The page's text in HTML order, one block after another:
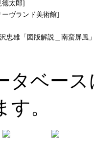
徳太郎]
ーヴランド美術館]
忠雄「図版解説＿南蛮屏風
タベー
。